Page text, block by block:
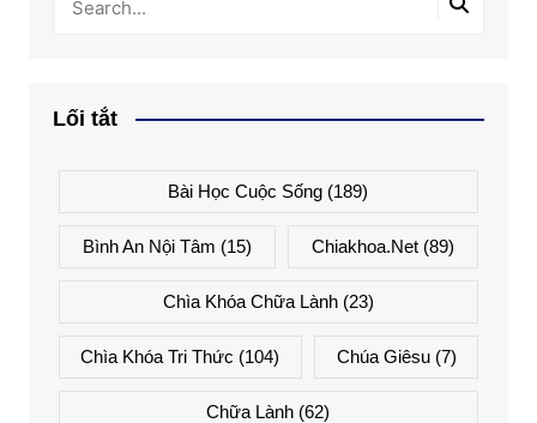
Lối tắt
Bài Học Cuộc Sống (189)
Bình An Nội Tâm (15) Chiakhoa.net (89)
Chìa Khóa Chữa Lành(23)
Chìa Khóa Tri Thức (104) Chúa Giêsu(7)
Chữa Lành (62)